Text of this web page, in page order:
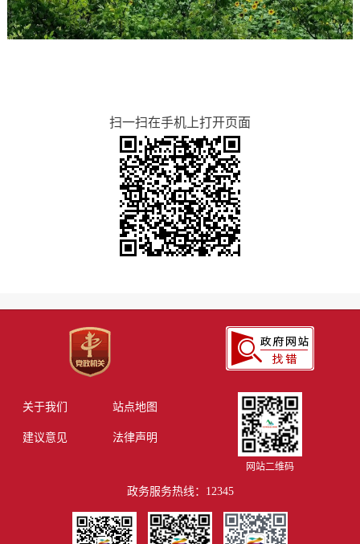
扫一扫在手机上打开页面
关于我们 站点地图
建议意见 法律声明
网站二维码
政务服务热线：12345